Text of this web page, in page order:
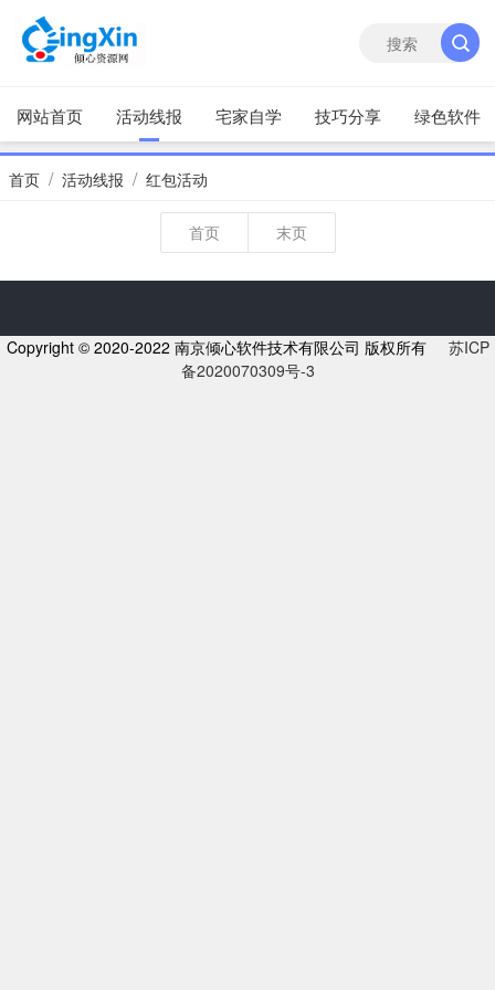
网站首页 活动线报 宅家自学 技巧分享 绿色软件
首页 / 活动线报 / 红包活动
首页 末页
Copyright © 2020-2022 南京倾心软件技术有限公司 版权所有
苏ICP
备2020070309号-3